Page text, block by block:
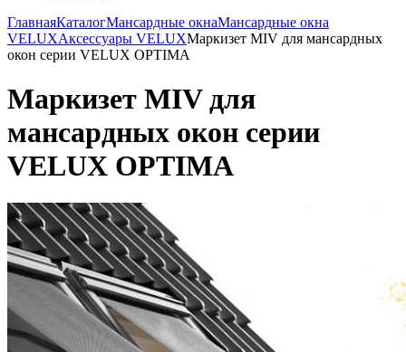
ГлавнаяКаталогМансардные окнаМансардные окна
VELUXАксессуары VELUXМаркизет MIV для мансардных
окон серии VELUX OPTIMA
Маркизет MIV для
мансардных окон серии
VELUX OPTIMA